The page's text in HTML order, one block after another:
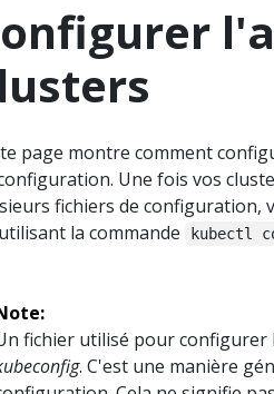
page montre comment
Une fois vos
fichiers de configuration,
la commande
kubectl
fichier utilisé pour configurer
. C'est une manière